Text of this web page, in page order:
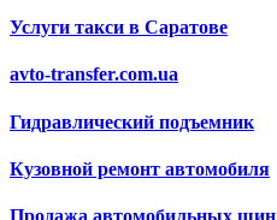
Услуги такси в Саратове
avto-transfer.com.ua
Гидравлический подъемник
Кузовной ремонт автомобиля
Продажа автомобильных шин